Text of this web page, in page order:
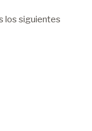
los siguientes